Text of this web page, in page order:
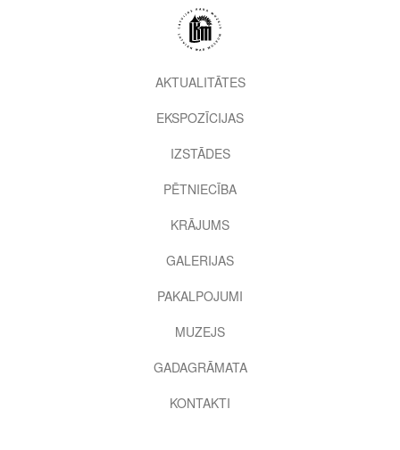
2nd
level
AKTUALITĀTES
EKSPOZĪCIJAS
IZSTĀDES
PĒTNIECĪBA
KRĀJUMS
GALERIJAS
PAKALPOJUMI
MUZEJS
GADAGRĀMATA
KONTAKTI